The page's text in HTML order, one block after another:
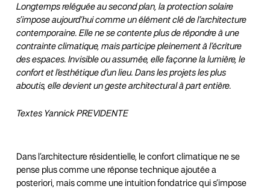
Longtemps reléguée au second plan, la protection solaire
s’impose aujourd’hui comme un élément clé de l’architecture
contemporaine. Elle ne se contente plus de répondre à une
contrainte climatique, mais participe pleinement à l’écriture
des espaces. Invisible ou assumée, elle façonne la lumière, le
confort et l’esthétique d’un lieu. Dans les projets les plus
aboutis, elle devient un geste architectural à part entière.
Textes Yannick PREVIDENTE
Dans l’architecture résidentielle, le confort climatique ne se
pense plus comme une réponse technique ajoutée a
posteriori, mais comme une intuition fondatrice qui s’impose